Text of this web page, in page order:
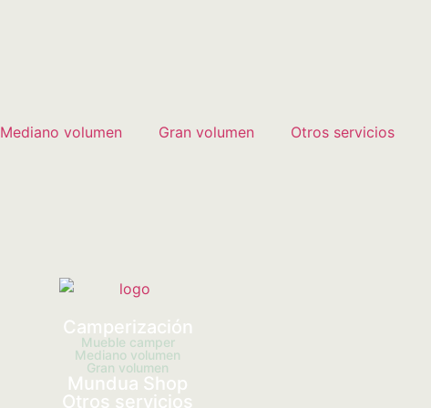
Mediano volumen Gran volumen Otros servicios
Camperización
Mueble camper
Mediano volumen
Gran volumen
Mundua Shop
Otros servicios